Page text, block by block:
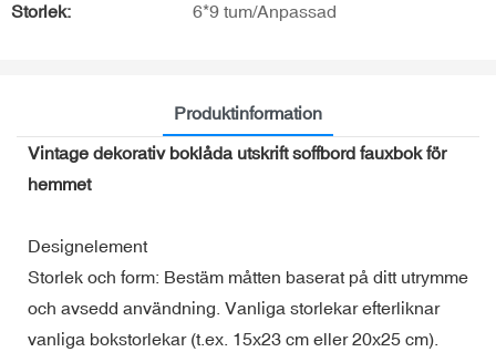
Storlek: 6*9 tum/Anpassad
Produktinformation
Vintage dekorativ boklåda utskrift soffbord fauxbok för
hemmet
Designelement
Storlek och form: Bestäm måtten baserat på ditt utrymme
och avsedd användning. Vanliga storlekar efterliknar
vanliga bokstorlekar (t.ex. 15x23 cm eller 20x25 cm).